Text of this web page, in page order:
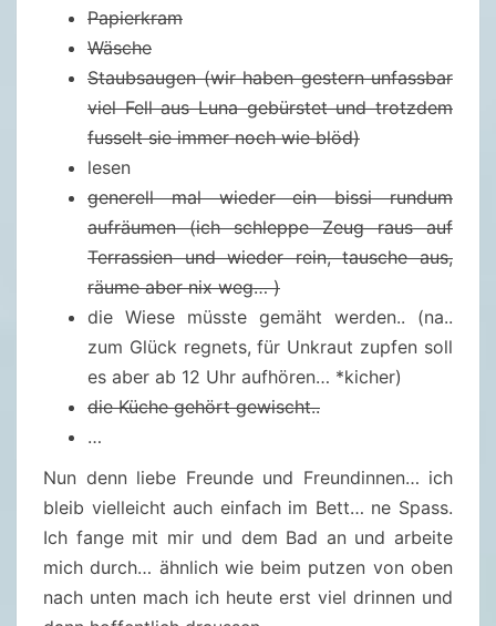
Papierkram
Wäsche
Staubsaugen (wir haben gestern unfassbar
viel Fell aus Luna gebürstet und trotzdem
fusselt sie immer noch wie blöd)
lesen
generell mal wieder ein bissi rundum
aufräumen (ich schleppe Zeug raus auf
Terrassien und wieder rein, tausche aus,
räume aber nix weg… )
die Wiese müsste gemäht werden.. (na..
zum Glück regnets, für Unkraut zupfen soll
es aber ab 12 Uhr aufhören… *kicher)
die Küche gehört gewischt..
…
Nun denn liebe Freunde und Freundinnen… ich
bleib vielleicht auch einfach im Bett… ne Spass.
Ich fange mit mir und dem Bad an und arbeite
mich durch… ähnlich wie beim putzen von oben
nach unten mach ich heute erst viel drinnen und